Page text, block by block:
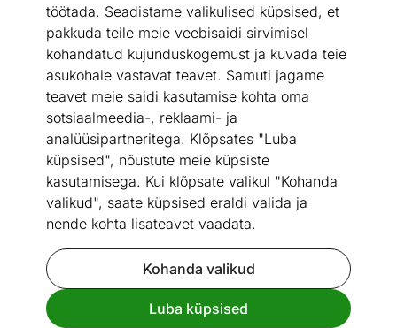
töötada. Seadistame valikulised küpsised, et
pakkuda teile meie veebisaidi sirvimisel
kohandatud kujunduskogemust ja kuvada teie
asukohale vastavat teavet. Samuti jagame
teavet meie saidi kasutamise kohta oma
sotsiaalmeedia-, reklaami- ja
analüüsipartneritega. Klõpsates "Luba
küpsised", nõustute meie küpsiste
kasutamisega. Kui klõpsate valikul "Kohanda
valikud", saate küpsised eraldi valida ja
nende kohta lisateavet vaadata.
Kohanda valikud
Luba küpsisedVaata sarnaseid